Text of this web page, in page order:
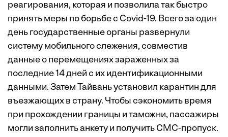
реагирования, которая и позволила так быстро
принять меры по борьбе с Covid-19. Всего за один
день государственные органы развернули
систему мобильного слежения, совместив
данные о перемещениях зараженных за
последние 14 дней с их идентификационными
данными. Затем Тайвань установил карантин для
въезжающих в страну. Чтобы сэкономить время
при прохождении границы и таможни, пассажиры
могли заполнить анкету и получить СМС-пропуск.